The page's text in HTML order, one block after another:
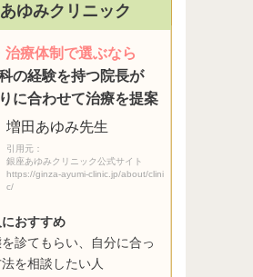
ゆみクリニック
治療体制で選ぶなら
の経験を持つ院長が
に合わせて治療を提案
増田あゆみ先生
引用元：
銀座あゆみクリニック公式サイト
https://ginza-ayumi-clinic.jp/about/clini
c/
おすすめ
診てもらい、自分に合っ
を相談したい人